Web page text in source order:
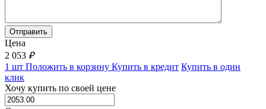
Цена
2 053 ₽
1 шт Положить в корзину Купить в кредит Купить в один
клик
Хочу купить по своей цене